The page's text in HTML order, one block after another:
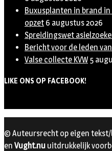
Buxusplanten in brand
opzet 6 augustus 2026
Spreidingswet
Bericht voor de leden
Valse collecte KVW 5
LIKE ONS OP FACEBOOK!
© Auteursrecht op eigen tekst/
en Vught.nu uitdrukkelijk